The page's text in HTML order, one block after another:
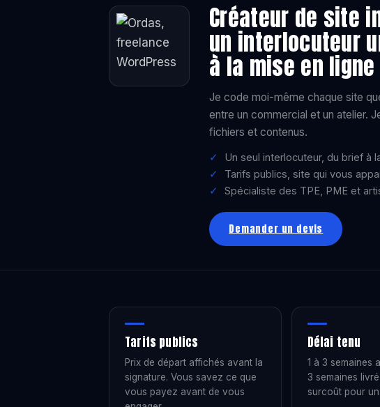
Créateur de site
un interlocuteur
à la mise en ligne
Je code moi-même chaque site
entre un commercial et un atelier.
fichiers et contenus.
Un seul interlocuteur, du brief à
Tarifs publics, site qui vous
Spécialiste des TPE, PME et
Demander un devis
Tarifs publics
Prix de départ affichés avant la
signature. Vous savez ce que
vous payez avant de vous
Délai tenu
1 à 3 semaines
3 semaines
surcoût pour